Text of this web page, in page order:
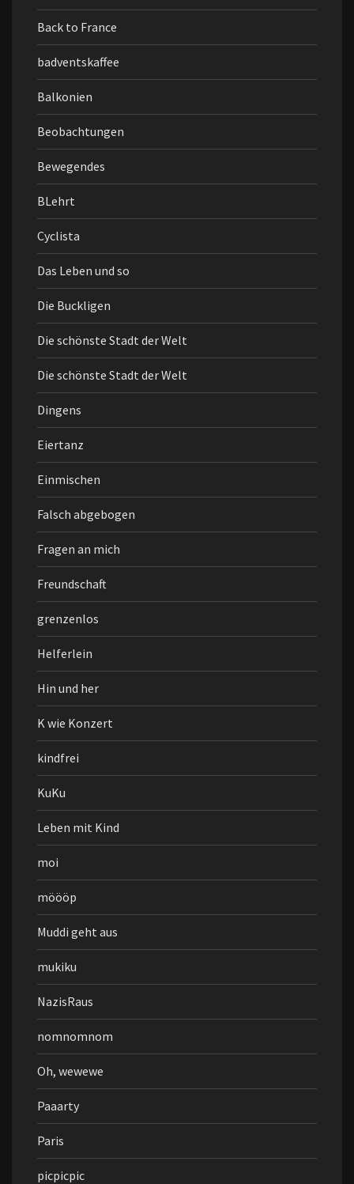
Back to France
badventskaffee
Balkonien
Beobachtungen
Bewegendes
BLehrt
Cyclista
Das Leben und so
Die Buckligen
Die schönste Stadt der Welt
Die schönste Stadt der Welt
Dingens
Eiertanz
Einmischen
Falsch abgebogen
Fragen an mich
Freundschaft
grenzenlos
Helferlein
Hin und her
K wie Konzert
kindfrei
KuKu
Leben mit Kind
moi
möööp
Muddi geht aus
mukiku
NazisRaus
nomnomnom
Oh, wewewe
Paaarty
Paris
picpicpic